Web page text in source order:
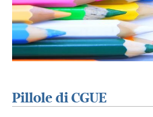
Pillole di CGUE